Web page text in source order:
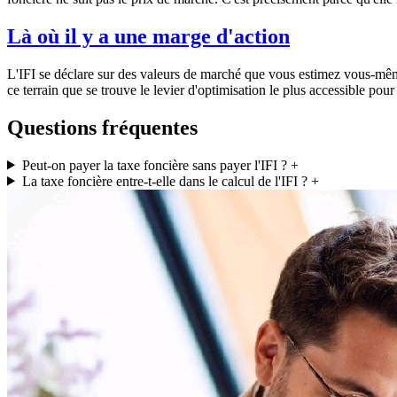
Là où il y a une marge d'action
L'IFI se déclare sur des valeurs de marché que vous estimez vous-
ce terrain que se trouve le levier d'optimisation le plus accessible
Questions fréquentes
Peut-on payer la taxe foncière sans payer l'IFI ?+
La taxe foncière entre-t-elle dans le calcul de l'IFI ?+